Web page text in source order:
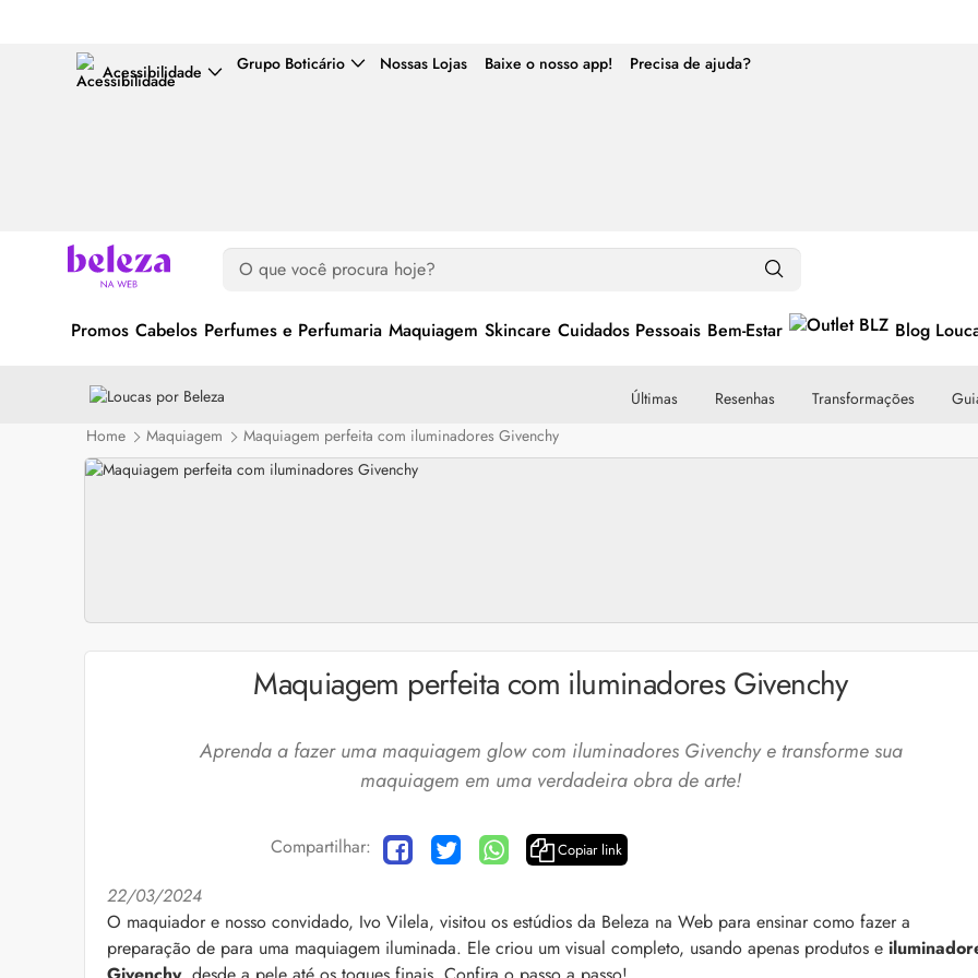
Acessibilidade Grupo Boticário Nossas Lojas Baixe o nosso app! Precisa de ajuda?
Promos Cabelos Perfumes e Perfumaria Maquiagem Skincare Cuidados Pessoais Bem-Estar Blog
Últimas Resenhas Transformações
Home
Maquiagem Maquiagem perfeita com iluminadores Givenchy
Maquiagem perfeita com iluminadores Givenchy
Aprenda a fazer uma maquiagem glow com iluminadores Givenchy e transforme sua
maquiagem em uma verdadeira obra de arte!
Compartilhar: Copiar link
22/03/2024
O maquiador e nosso convidado, Ivo Vilela, visitou os estúdios da Beleza na Web para ensinar como fazer a
preparação de para uma maquiagem iluminada. Ele criou um visual completo, usando apenas produtos e
Cuidados com a barba: 4 dicas e produtos
O expert Willy Morales revela 5 cuidados com a
barba para você incluir no dia a dia. Veja quais
Queda de cabelo masculina: causas,
e mais
A queda de cabelo masculina é um quadro